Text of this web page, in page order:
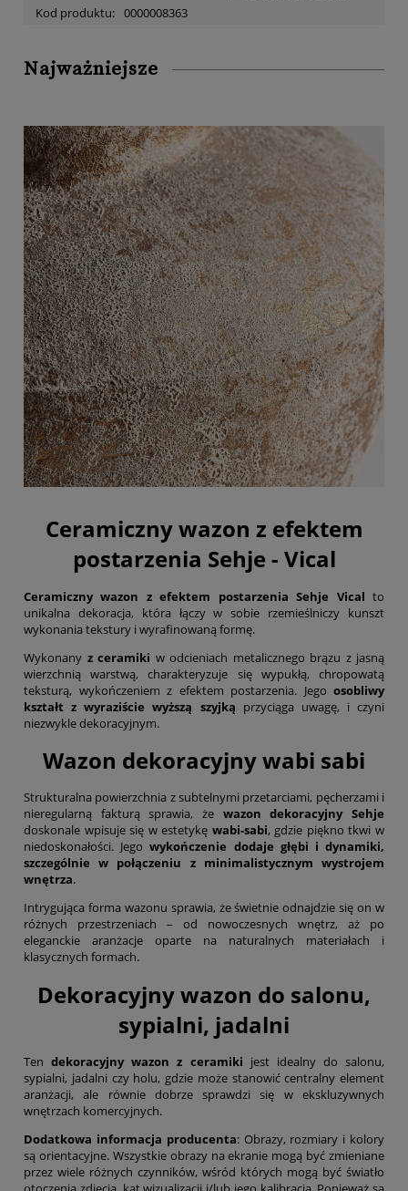
Kod produktu: 0000008363
Najważniejsze
Ceramiczny wazon z efektem
postarzenia Sehje - Vical
Ceramiczny wazon z efektem postarzenia Sehje Vical to
unikalna dekoracja, która łączy w sobie rzemieślniczy kunszt
wykonania tekstury i wyrafinowaną formę.
Wykonany z ceramiki w odcieniach metalicznego brązu z jasną
wierzchnią warstwą, charakteryzuje się wypukłą, chropowatą
teksturą, wykończeniem z efektem postarzenia. Jego osobliwy
kształt z wyraziście wyższą szyjką przyciąga uwagę, i czyni
niezwykle dekoracyjnym.
Wazon dekoracyjny wabi sabi
Strukturalna powierzchnia z subtelnymi przetarciami, pęcherzami i
nieregularną fakturą sprawia, że wazon dekoracyjny Sehje
doskonale wpisuje się w estetykę wabi-sabi, gdzie piękno tkwi w
niedoskonałości. Jegowykończenie dodaje głębi i dynamiki,
szczególnie w połączeniu z minimalistycznym wystrojem
wnętrza.
Intrygująca forma wazonu sprawia, że świetnie odnajdzie się on w
różnych przestrzeniach – od nowoczesnych wnętrz, aż po
eleganckie aranżacje oparte na naturalnych materiałach i
klasycznych formach.
Dekoracyjny wazon do salonu,
sypialni, jadalni
Tendekoracyjny wazon z ceramiki jest idealny do salonu,
sypialni, jadalni czy holu, gdzie może stanowić centralny element
aranżacji, ale równie dobrze sprawdzi się w ekskluzywnych
wnętrzach komercyjnych.
Dodatkowa informacja producenta: Obrazy, rozmiary i kolory
są orientacyjne. Wszystkie obrazy na ekranie mogą być zmieniane
przez wiele różnych czynników, wśród których mogą być światło